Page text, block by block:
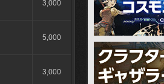
3,000
5,000
3,000